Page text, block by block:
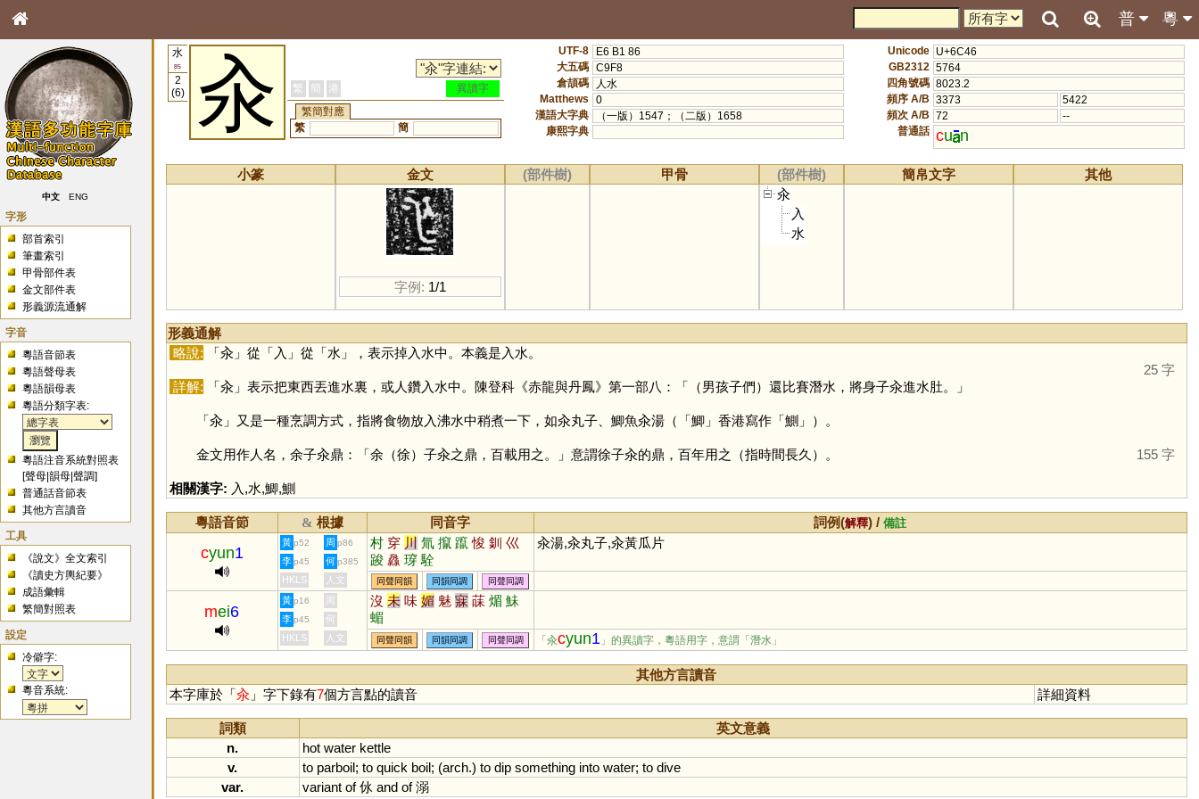
粵
普
中文 ENG
字形
部首索引
筆畫索引
甲骨部件表
金文部件表
形義源流通解
字音
粵語音節表
粵語聲母表
粵語韻母表
粵語分類字表:
粵語注音系統對照表
[聲母 |韻母 |聲調]
普通話音節表
其他方言讀音
工具
《說文》全文索引
《讀史方輿紀要》
成語彙輯
繁簡對照表
設定
冷僻字:
粵音系統:
水
85
2
(6)
汆 繁 簡 港
異讀字
繁簡對應
繁
簡
UTF-8
E6 B1 86
大五碼 C9F8
倉頡碼
人水
Matthews
0
漢語大字典
（一版）1547；（二版）1658
康熙字典
Unicode U+6C46
GB2312 5764
四角號碼 8023.2
頻序 A/B 3373
5422
頻次 A/B 72
--
普通話 cu n
小篆 金文
字例: 1/1
(部件樹) 甲骨
(部件樹)
汆
入
水
簡帛文字 其他
形義通解
略說: 「 汆 」從「 入 」從「 水」，表示掉入水中。本義是入水。
25 字
詳解: 「 汆 」表示把東西丟進水裏，或人鑽入水中。陳登科《赤龍與丹鳳》第一部八：「（男孩子們）還比賽潛水，將身子汆進水肚。」
「 汆 」又是一種烹調方式，指將食物放入沸水中稍煮一下，如汆丸子、鯽魚汆湯（「 鯽」香港寫作「 鰂 」）。
金文用作人名，余子汆鼎：「余（徐）子汆之鼎，百載用之。」意謂徐子汆的鼎，百年用之（指時間長久）。 155 字
相關漢字: 入,水,鯽,鰂
粵語音節 & 根據 同音字 詞例(解釋) /備註
cyun1
黃 p52 周 p86 村 穿 川 氚 攛 躥 悛 釧 巛
踆 灥 瑏 駩
汆湯,汆丸子,汆黃瓜片
李 p45 何 p385
HKLS 人文 同聲同韻 同韻同調 同聲同調
mei6
黃 p16 周 沒 未 味 媚 魅 寐 菋 煝 鮇
蝞
李 p45
何
HKLS
人文 同聲同韻 同韻同調 同聲同調 「汆cyun1 」的異讀字，粵語用字，意謂「潛水」
其他方言讀音
本字庫於「汆 」字下錄有7個方言點的讀音 詳細資料
詞類
英文意義
n.
hot water kettle
v.
to parboil; to quick boil; (arch.) to dip something into water; to dive
var.
variant of㲻 and of溺